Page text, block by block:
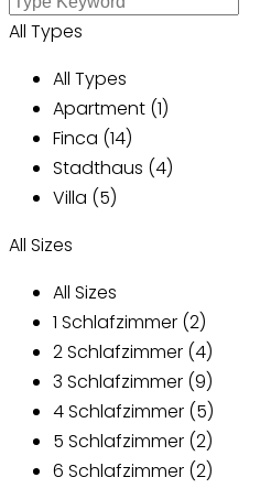
All Types
All Types
Apartment (1)
Finca (14)
Stadthaus (4)
Villa (5)
All Sizes
All Sizes
1 Schlafzimmer (2)
2 Schlafzimmer (4)
3 Schlafzimmer (9)
4 Schlafzimmer (5)
5 Schlafzimmer (2)
6 Schlafzimmer (2)